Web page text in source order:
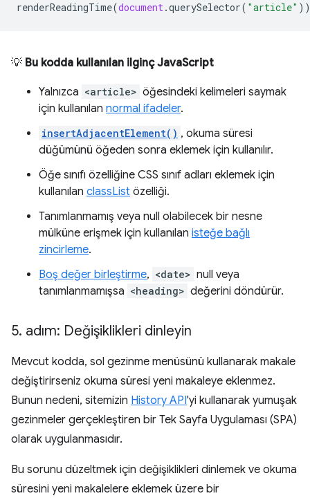
renderReadingTime(document.querySelector( "article"
💡 Bu kodda kullanılan ilginç JavaScript
Yalnızca <article> öğesindeki kelimeleri saymak
için kullanılan normal ifadeler.
insertAdjacentElement() , okuma süresi
düğümünü öğeden sonra eklemek için kullanılır.
Öğe sınıfı özelliğine CSS sınıf adları eklemek için
kullanılan classList özelliği.
Tanımlanmamış veya null olabilecek bir nesne
mülküne erişmek için kullanılan isteğe bağlı
zincirleme.
Boş değer birleştirme, <date> null veya
tanımlanmamışsa <heading> değerini döndürür.
5. adım: Değişiklikleri dinleyin
Mevcut kodda, sol gezinme menüsünü kullanarak makale
değiştirirseniz okuma süresi yeni makaleye eklenmez.
Bunun nedeni, sitemizin History API'yi kullanarak yumuşak
gezinmeler gerçekleştiren bir Tek Sayfa Uygulaması (SPA)
olarak uygulanmasıdır.
Bu sorunu düzeltmek için değişiklikleri dinlemek ve okuma
süresini yeni makalelere eklemek üzere bir